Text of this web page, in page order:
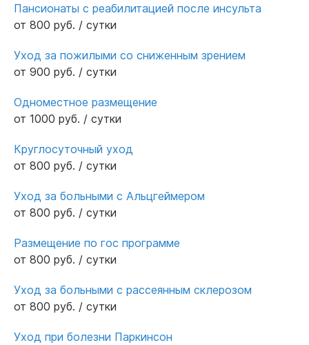
царит! Благодарю этот пансионат,
процветания вам и огромное спасибо за
Пансионаты с реабилитацией после инсульта
от 800 руб. / сутки
Уход за пожилыми со сниженным зрением
от 900 руб. / сутки
Одноместное размещение
от 1000 руб. / сутки
Круглосуточный уход
от 800 руб. / сутки
Уход за больными с Альцгеймером
от 800 руб. / сутки
Размещение по гос программе
от 800 руб. / сутки
Уход за больными с рассеянным склерозом
от 800 руб. / сутки
Уход при болезни Паркинсон